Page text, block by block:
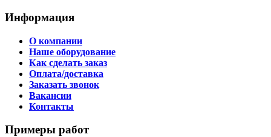
Информация
О компании
Наше оборудование
Как сделать заказ
Оплата/доставка
Заказать звонок
Вакансии
Контакты
Примеры работ